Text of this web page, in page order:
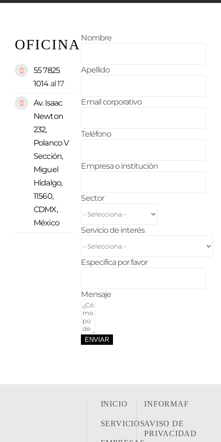
OFICINA
55 7825
1014al 17
Av. Isaac
Newton
232,
Polanco V
Sección,
Miguel
Hidalgo,
11560,
CDMX,
México
Nombre
Apellido
Email corporativo
Teléfono
Empresa o institución
Sector
Servicio de interés
Especifica por favor
Mensaje
ENVIAR
INICIO
SERVICIOS
INFORMAF
AVISO DE
PRIVACIDAD